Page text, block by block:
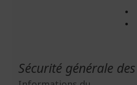
Sécurité générale